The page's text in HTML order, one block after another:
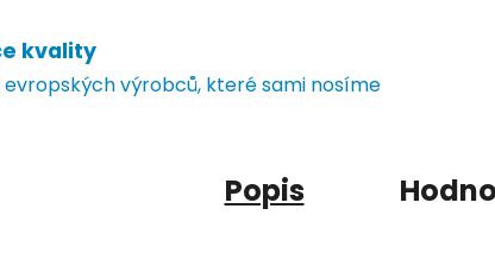
kvality
evropských výrobců, které sami nosíme
Popis